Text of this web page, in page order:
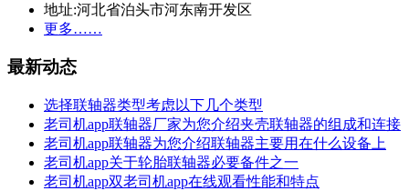
地址:河北省泊头市河东南开发区
更多……
最新动态
选择联轴器类型考虑以下几个类型
老司机app联轴器厂家为您介绍夹壳联轴器的组成和连接
老司机app联轴器为您介绍联轴器主要用在什么设备上
老司机app关于轮胎联轴器必要备件之一
老司机app双老司机app在线观看性能和特点